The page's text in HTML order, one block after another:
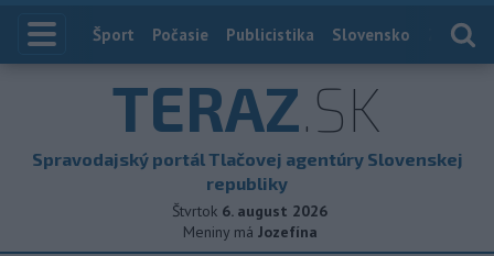
Index
Šport Počasie Publicistika Slovensko
TERAZ.SK
Spravodajský portál Tlačovej agentúry Slovenskej
republiky
Štvrtok 6. august 2026
Meniny má Jozefína